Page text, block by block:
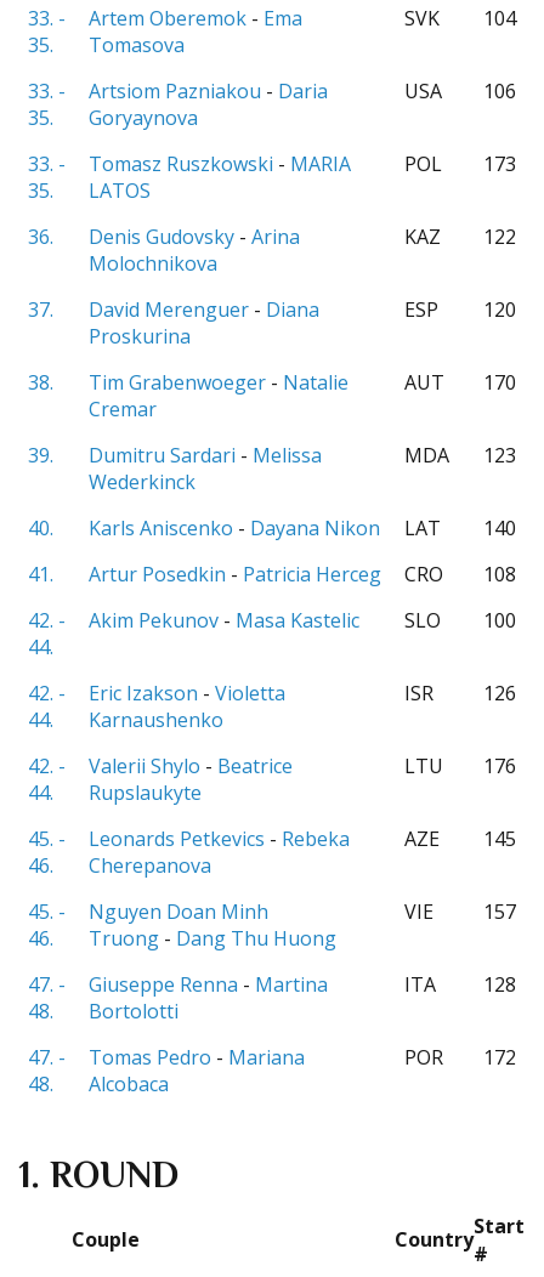
33. -
35.
Artem Oberemok - Ema
Tomasova
SVK 104
33. -
35.
Artsiom Pazniakou - Daria
Goryaynova
USA 106
33. -
35.
Tomasz Ruszkowski - MARIA
LATOS
POL 173
36. Denis Gudovsky - Arina
Molochnikova
KAZ 122
37. David Merenguer - Diana
Proskurina
ESP 120
38. Tim Grabenwoeger - Natalie
Cremar
AUT 170
39. Dumitru Sardari - Melissa
Wederkinck
MDA 123
40. Karls Aniscenko - Dayana Nikon LAT
140
41.
Artur Posedkin - Patricia Herceg CRO
108
42. -
44.
Akim Pekunov - Masa Kastelic SLO 100
42. -
44.
Eric Izakson - Violetta
Karnaushenko
ISR 126
42. -
44.
Valerii Shylo - Beatrice
Rupslaukyte
LTU 176
45. -
46.
Leonards Petkevics - Rebeka
Cherepanova
AZE 145
45. -
46.
Nguyen Doan Minh
Truong - Dang Thu Huong
VIE 157
47. -
48.
Giuseppe Renna - Martina
Bortolotti
ITA 128
47. -
48.
Tomas Pedro - Mariana
Alcobaca
POR 172
1. ROUND
Couple CountryStart
#